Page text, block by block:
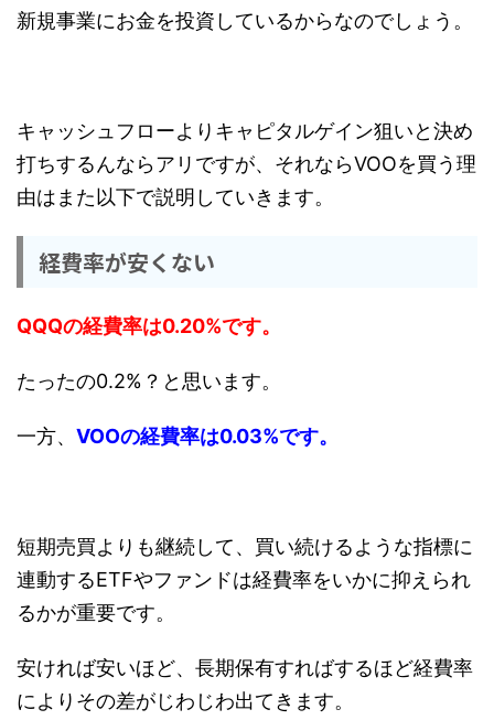
新規事業にお金を投資しているからなのでしょう。
キャッシュフローよりキャピタルゲイン狙いと決め
打ちするんならアリですが、それならVOOを買う理
由はまた以下で説明していきます。
経費率が安くない
QQQの経費率は0.20%です。
たったの0.2%？と思います。
一方、 VOOの経費率は0.03%です。
短期売買よりも継続して、買い続けるような指標に
連動するETFやファンドは経費率をいかに抑えられ
るかが重要です。
安ければ安いほど、長期保有すればするほど経費率
によりその差がじわじわ出てきます。